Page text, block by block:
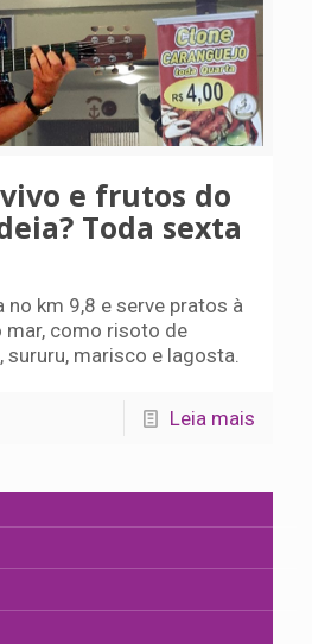
e frutos do
Toda sexta
km 9,8 e serve pratos à
como risoto de
sururu, marisco e lagosta.
Leia mais